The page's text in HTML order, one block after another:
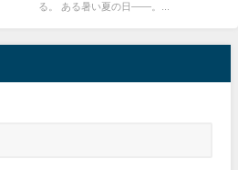
る。 ある暑い夏の日――。...